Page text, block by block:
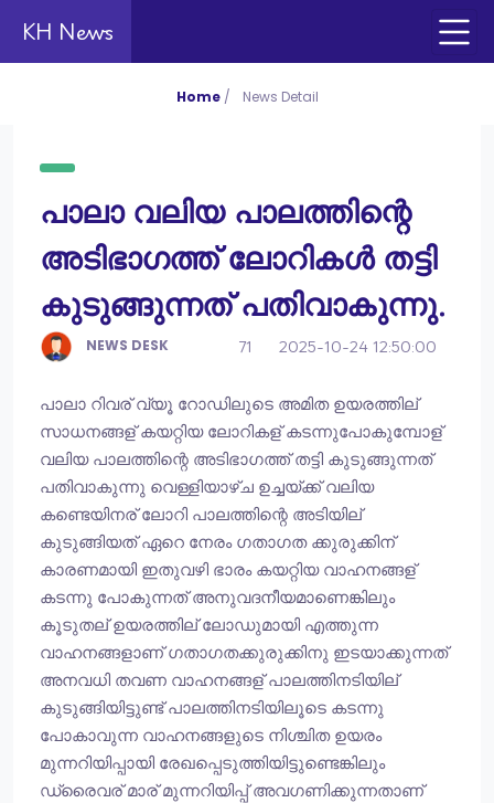
KH News
Home / News Detail
പാലാ വലിയ പാലത്തിന്റെ
അടിഭാഗത്ത് ലോറികള്‍ തട്ടി
കുടുങ്ങുന്നത് പതിവാകുന്നു.
NEWS DESK 71 2025-10-24 12:50:00
പാലാ റിവര് വ്യൂ റോഡിലുടെ അമിത ഉയരത്തില്
സാധനങ്ങള് കയറ്റിയ ലോറികള് കടന്നുപോകുമ്പോള്
വലിയ പാലത്തിന്റെ അടിഭാഗത്ത് തട്ടി കുടുങ്ങുന്നത്
പതിവാകുന്നു വെള്ളിയാഴ്ച ഉച്ചയ്ക്ക് വലിയ
കണ്ടെയിനര് ലോറി പാലത്തിന്റെ അടിയില്
കുടുങ്ങിയത് ഏറെ നേരം ഗതാഗത ക്കുരുക്കിന്
കാരണമായി ഇതുവഴി ഭാരം കയറ്റിയ വാഹനങ്ങള്
കടന്നു പോകുന്നത് അനുവദനീയമാണെങ്കിലും
കൂടുതല് ഉയരത്തില് ലോഡുമായി എത്തുന്ന
വാഹനങ്ങളാണ് ഗതാഗതക്കുരുക്കിനു ഇടയാക്കുന്നത്
അനവധി തവണ വാഹനങ്ങള് പാലത്തിനടിയില്
കുടുങ്ങിയിട്ടുണ്ട് പാലത്തിനടിയിലൂടെ കടന്നു
പോകാവുന്ന വാഹനങ്ങളുടെ നിശ്ചിത ഉയരം
മുന്നറിയിപ്പായി രേഖപ്പെടുത്തിയിട്ടുണ്ടെങ്കിലും
ഡ്രൈവര് മാര് മുന്നറിയിപ്പ് അവഗണിക്കുന്നതാണ്